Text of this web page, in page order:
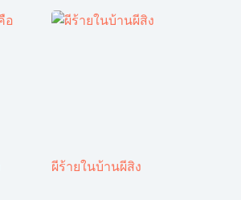
ผีร้ายในบ้านผีสิง